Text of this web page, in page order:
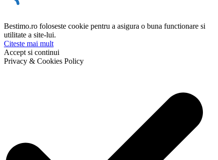
Bestimo.ro foloseste cookie pentru a asigura o buna functionare si
utilitate a site-lui.
Citeste mai mult
Accept si continui
Privacy & Cookies Policy